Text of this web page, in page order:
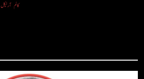
آرٹیکل کالم
کوہساروں کی آغوش میں چند یادگار دن: جاوید ڈینی ایل
آرٹیکل جاوید ڈینی ایل